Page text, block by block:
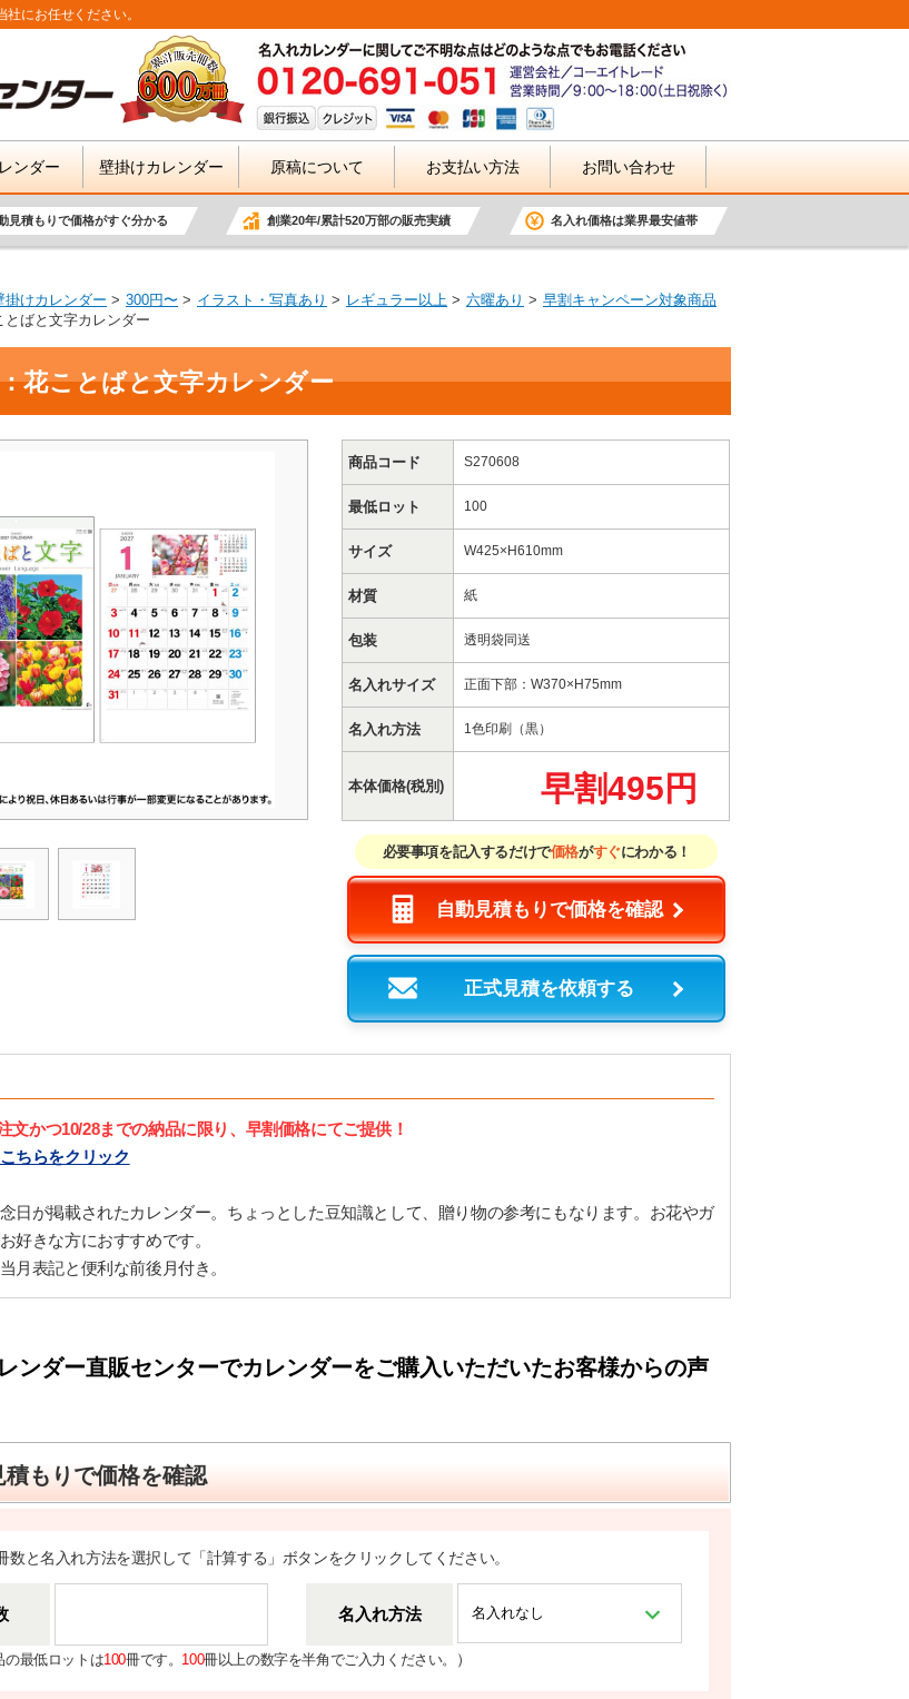
にお任せください。
ンダー 壁掛けカレンダー 原稿について お支払い方法 お問い合わせ
見積もりで価格がすぐ分かる 創業20年/累計520万部の販売実績 名入れ価格は業界最安値帯
掛けカレンダー 300円〜 イラスト・写真あり レギュラー以上 六曜あり
早割キャンペーン対象商品
とばと文字カレンダー
花ことばと文字カレンダー
商品コード S270608
最低ロット 100
サイズ W425×H610mm
材質 紙
包装 透明袋同送
名入れサイズ 正面下部：W370×H75mm
名入れ方法 1色印刷（黒）
本体価格(税別) 早割495円
必要事項を記入するだけで価格がすぐにわかる！
自動見積もりで価格を確認
正式見積を依頼する
文かつ10/28までの納品に限り、早割価格にてご提供！
ちらをクリック
日が掲載されたカレンダー。ちょっとした豆知識として、贈り物の参考にもなります。お花やガ
好きな方におすすめです。
月表記と便利な前後月付き。
ンダー直販センターでカレンダーをご購入いただいたお客様からの声
積もりで価格を確認
数と名入れ方法を選択して「計算する」ボタンをクリックしてください。
名入れ方法
の最低ロットは100冊です。 100冊以上の数字を半角でご入力ください。 ）